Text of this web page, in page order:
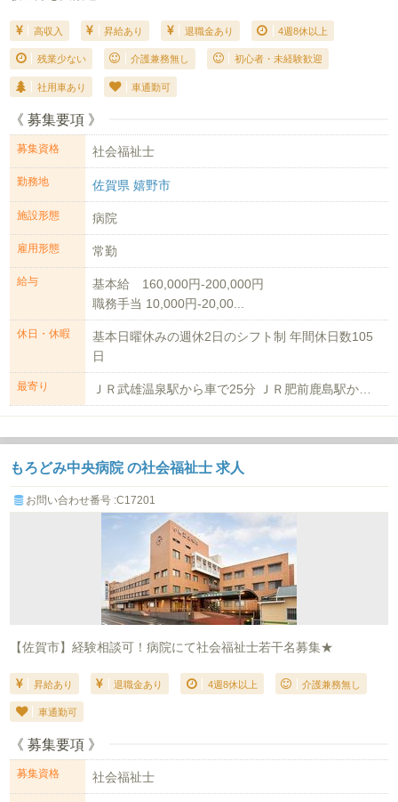
高収入 昇給あり 退職金あり 4週8休以上
残業少ない 介護兼務無し 初心者・未経験歓迎
社用車あり 車通勤可
《 募集要項 》
募集資格 社会福祉士
勤務地 佐賀県 嬉野市
施設形態 病院
雇用形態 常勤
給与
基本給 160,000円-200,000円
職務手当 10,000円-20,00...
休日・休暇
基本日曜休みの週休2日のシフト制 年間休日数105
日
最寄り
もろどみ中央病院 の社会福祉士 求人
お問い合わせ番号 :C17201
【佐賀市】経験相談可！病院にて社会福祉士若干名募集★
昇給あり 退職金あり 4週8休以上 介護兼務無し
車通勤可
《 募集要項 》
募集資格 社会福祉士